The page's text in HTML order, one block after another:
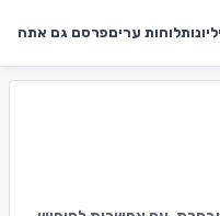
לוחות עריםפרסם גם אתה